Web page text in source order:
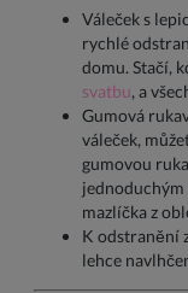
Váleček s
rychlé
domu. Stačí,
svatbu, a
Gumová
váleček,
gumovou
mazlíčka z
K odstranění
lehce